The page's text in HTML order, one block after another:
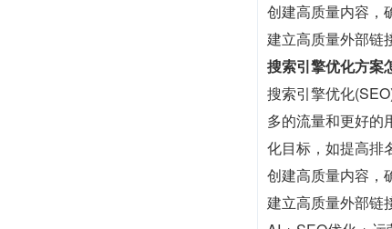
创建高质量内容，
建立高质量外部链
搜索引擎优化方案
搜索引擎优化
多的流量和更好的
化目标，如提高排
创建高质量内容，
建立高质量外部链